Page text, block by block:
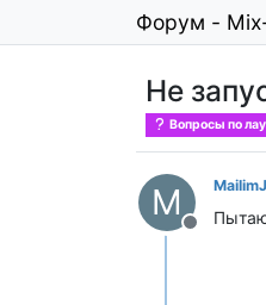
Форум -
Не
Вопросы по
M
Не в